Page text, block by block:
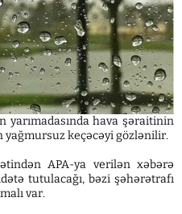
yarımadasında hava şəraitinin
yağmursuz keçəcəyi gözlənilir.
APA-ya verilən xəbərə
tutulacağı, bəzi şəhərətrafı
var.